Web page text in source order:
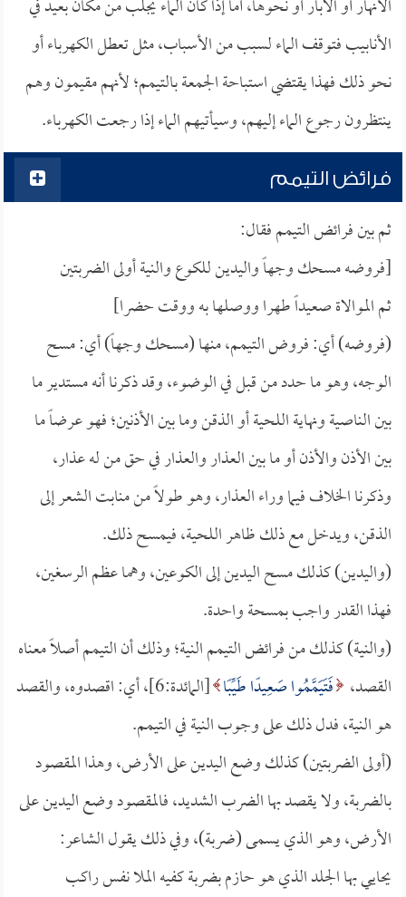
الأنهار أو الآبار أو نحوها، أما إذا كان الماء يجلب من مكان بعيد في
الأنابيب فتوقف الماء لسبب من الأسباب، مثل تعطل الكهرباء أو
نحو ذلك فهذا يقتضي استباحة الجمعة بالتيمم؛ لأنهم مقيمون وهم
ينتظرون رجوع الماء إليهم، وسيأتيهم الماء إذا رجعت الكهرباء.
فرائض التيمم
ثم بين فرائض التيمم فقال:
[فروضه مسحك وجهاً واليدين للكوع والنية أولى الضربتين
ثم الموالاة صعيداً طهرا ووصلها به ووقت حضرا]
(فروضه) أي: فروض التيمم، منها (مسحك وجهاً) أي: مسح
الوجه، وهو ما حدد من قبل في الوضوء، وقد ذكرنا أنه مستدير ما
بين الناصية ونهاية اللحية أو الذقن وما بين الأذنين؛ فهو عرضاً ما
بين الأذن والأذن أو ما بين العذار والعذار في حق من له عذار،
وذكرنا الخلاف فيما وراء العذار، وهو طولاً من منابت الشعر إلى
الذقن، ويدخل مع ذلك ظاهر اللحية، فيمسح ذلك.
(واليدين) كذلك مسح اليدين إلى الكوعين، وهما عظم الرسغين،
فهذا القدر واجب بمسحة واحدة.
(والنية) كذلك من فرائض التيمم النية؛ وذلك أن التيمم أصلاً معناه
القصد، فَتَيَمَّمُوا صَعِيدًا طَيِّبًا
[المائدة:6]، أي: اقصدوه، والقصد
هو النية، فدل ذلك على وجوب النية في التيمم.
(أولى الضربتين) كذلك وضع اليدين على الأرض، وهذا المقصود
بالضربة، ولا يقصد بها الضرب الشديد، فالمقصود وضع اليدين على
الأرض، وهو الذي يسمى (ضربة)، وفي ذلك يقول الشاعر:
يحايي بها الجلد الذي هو حازم بضربة كفيه الملا نفس راكب